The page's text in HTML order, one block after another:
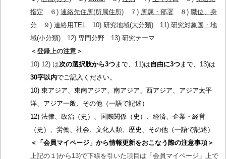
指定 ６) 連絡先住所(所属住所)７) 所属・部署８) 職位、身
分 ９) 連絡用TEL10) 研究地域(大分類)
11) 研究対象国・地
域(小分類)12) 専門分野13) 研究テーマ
＜登録上の注意＞
10) 12) は次の選択肢から3つまで、11)は自由に3つまで、13)は
30字以内でご記入ください。
10) 東アジア、東南アジア、南アジア、西アジア、アジア太平
洋、アジア一般、その他（一語で記述）
12) 法律、政治（史）、国際関係（史）、経済、企業・経営
（史）、労働、社会、文化人類、歴史、その他（一語で記述）
＜「会員マイページ」から情報更新をおこなう際の注意事項＞
上記の１)から13)で下線を引いた項目は「会員マイページ」上で